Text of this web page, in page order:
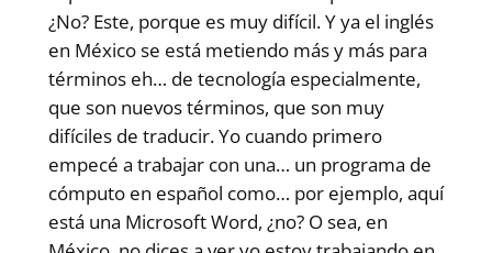
¿No? Este, porque es muy difícil. Y ya el inglés
en México se está metiendo más y más para
términos eh… de tecnología especialmente,
que son nuevos términos, que son muy
difíciles de traducir. Yo cuando primero
empecé a trabajar con una… un programa de
cómputo en español como… por ejemplo, aquí
está una Microsoft Word, ¿no? O sea, en